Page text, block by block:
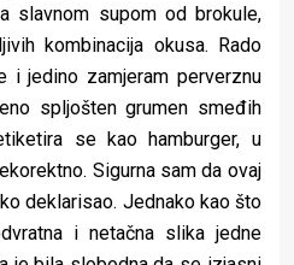
slavnom supom od brokule,
kombinacija okusa. Rado
i jedino zamjeram perverznu
spljošten grumen smeđih
se kao hamburger, u
Sigurna sam da ovaj
deklarisao. Jednako kao što
i netačna slika jedne